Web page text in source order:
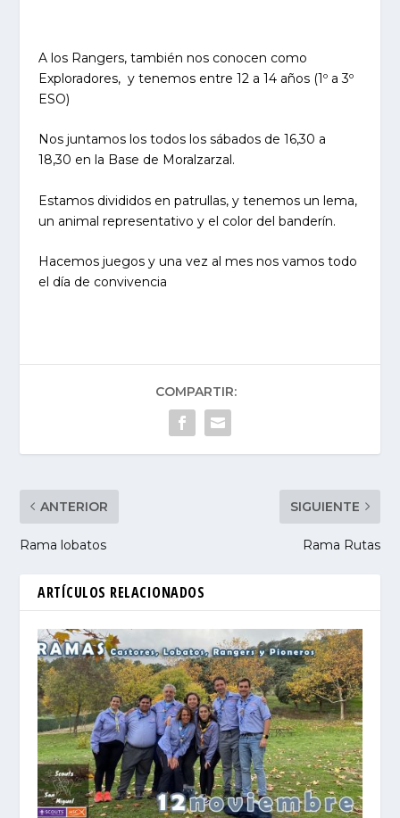
A los Rangers, también nos conocen como
Exploradores, y tenemos entre 12 a 14 años (1º a 3º
ESO)
Nos juntamos los todos los sábados de 16,30 a
18,30 en la Base de Moralzarzal.
Estamos divididos en patrullas, y tenemos un lema,
un animal representativo y el color del banderín.
Hacemos juegos y una vez al mes nos vamos todo
el día de convivencia
COMPARTIR:
ANTERIOR
Rama lobatos
SIGUIENTE
Rama Rutas
ARTÍCULOS RELACIONADOS